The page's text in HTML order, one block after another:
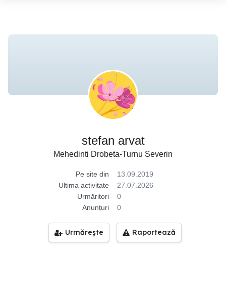
stefan arvat
Mehedinti Drobeta-Turnu Severin
Pe site din
13.09.2019
Ultima activitate
27.07.2026
Urmăritori
0
Anunțuri
0
Urmărește Raportează